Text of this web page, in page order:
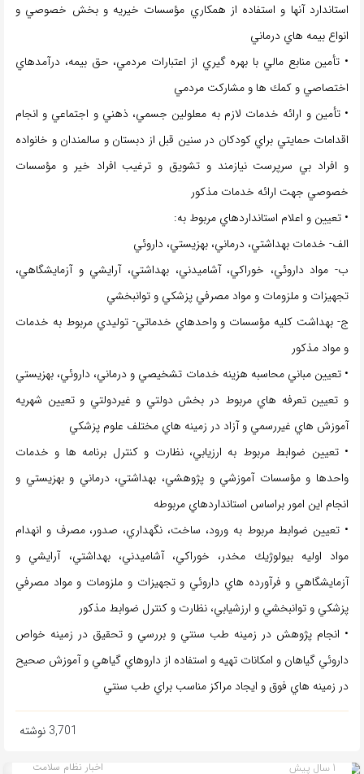
استاندارد آنها و استفاده از همكاري مؤسسات خيريه و بخش خصوصي و
انواع بيمه هاي درماني
• تأمین منابع مالي با بهره گيري از اعتبارات مردمي، حق بيمه، درآمدهاي
اختصاصي و كمك ها و مشاركت مردمي
• تأمین و ارائه خدمات لازم به معلولين جسمي، ذهني و اجتماعي و انجام
اقدامات حمايتي براي كودكان در سنين قبل از دبستان و سالمندان و خانواده
و افراد بي سرپرست نيازمند و تشويق و ترغيب افراد خير و مؤسسات
خصوصي جهت ارائه خدمات مذكور
• تعيين و اعلام استانداردهاي مربوط به:
الف- خدمات بهداشتي، درماني، بهزيستي، داروئي
ب- مواد داروئي، خوراكي، آشاميدني، بهداشتي، آرايشي و آزمايشگاهي،
تجهيزات و ملزومات و مواد مصرفي پزشكي و توانبخشي
ج- بهداشت كليه مؤسسات و واحدهاي خدماتي- توليدي مربوط به خدمات
و مواد مذكور
• تعيين مباني محاسبه هزينه خدمات تشخيصي و درماني، داروئي، بهزيستي
و تعيين تعرفه هاي مربوط در بخش دولتي و غيردولتي و تعيين شهريه
آموزش هاي غيررسمي و آزاد در زمينه هاي مختلف علوم پزشكي
• تعيين ضوابط مربوط به ارزيابي، نظارت و كنترل برنامه ها و خدمات
واحدها و مؤسسات آموزشي و پژوهشي، بهداشتي، درماني و بهزيستي و
انجام اين امور براساس استانداردهاي مربوطه
• تعيين ضوابط مربوط به ورود، ساخت، نگهداري، صدور، مصرف و انهدام
مواد اوليه بيولوژيك مخدر، خوراكي، آشاميدني، بهداشتي، آرايشي و
آزمايشگاهي و فرآورده هاي داروئي و تجهيزات و ملزومات و مواد مصرفي
پزشكي و توانبخشي و ارزشيابي، نظارت و كنترل ضوابط مذكور
• انجام پژوهش در زمينه طب سنتي و بررسي و تحقيق در زمينه خواص
داروئي گياهان و امكانات تهيه و استفاده از داروهاي گياهي و آموزش صحيح
در زمينه هاي فوق و ايجاد مراكز مناسب براي طب سنتي
3,701 نوشته
اخبار نظام سلامت 1 سال پیش